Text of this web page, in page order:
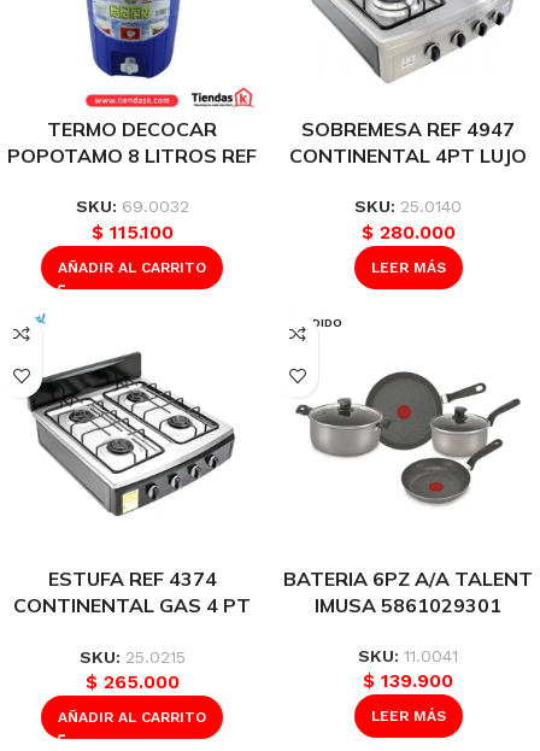
TERMO DECOCAR
POPOTAMO 8 LITROS REF
SKU: 69.0032
$115.100
AÑADIR AL CARRITO
SOBREMESA REF 4947
CONTINENTAL 4PT LUJO
INOX Q.AL GP NEGRO
SKU: 25.0140
$280.000
LEER MÁS
ESTUFA REF 4374
CONTINENTAL GAS 4 PT
NEGRA
SKU: 25.0215
$265.000
AÑADIR AL CARRITO
VENDIDO
BATERIA 6PZ A/A TALENT
IMUSA 5861029301
SKU: 11.0041
$ 139.900
LEER MÁS